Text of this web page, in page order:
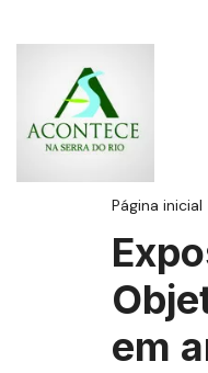
Página inicial
em